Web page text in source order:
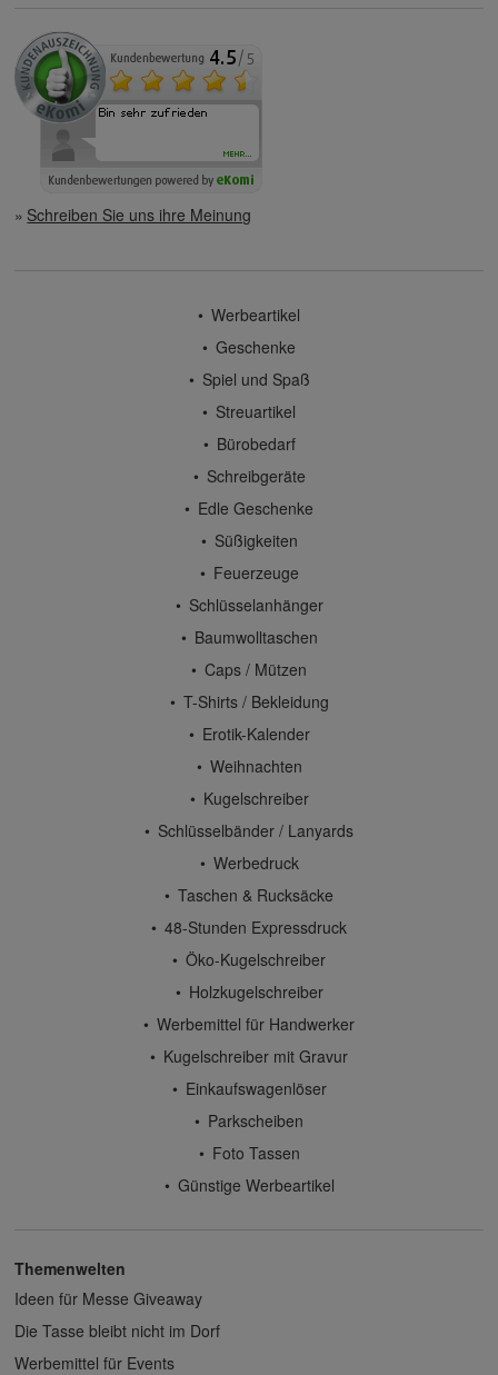
Schreiben Sie uns ihre Meinung
Werbeartikel
Geschenke
Spiel und Spaß
Streuartikel
Bürobedarf
Schreibgeräte
Edle Geschenke
Süßigkeiten
Feuerzeuge
Schlüsselanhänger
Baumwolltaschen
Caps / Mützen
T-Shirts / Bekleidung
Erotik-Kalender
Weihnachten
Kugelschreiber
Schlüsselbänder / Lanyards
Werbedruck
Taschen & Rucksäcke
48-Stunden Expressdruck
Öko-Kugelschreiber
Holzkugelschreiber
Werbemittel für Handwerker
Kugelschreiber mit Gravur
Einkaufswagenlöser
Parkscheiben
Foto Tassen
Günstige Werbeartikel
Themenwelten
Ideen für Messe Giveaway
Die Tasse bleibt nicht im Dorf
Werbemittel für Events